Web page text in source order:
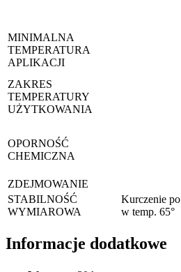
MINIMALNA
TEMPERATURA
APLIKACJI
ZAKRES
TEMPERATURY
UŻYTKOWANIA
OPORNOŚĆ
CHEMICZNA
ZDEJMOWANIE
STABILNOŚĆ
WYMIAROWA
Kurczenie
w temp. 65°
Informacje dodatkowe